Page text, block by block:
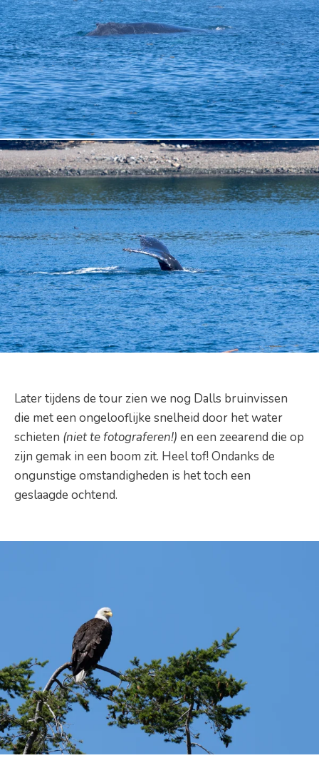
Later tijdens de tour zien we nog Dalls bruinvissen
die met een ongelooflijke snelheid door het water
schieten (niet te fotograferen!) en een zeearend die op
zijn gemak in een boom zit. Heel tof! Ondanks de
ongunstige omstandigheden is het toch een
geslaagde ochtend.